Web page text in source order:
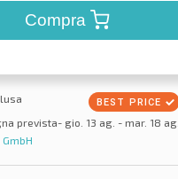
Compra
prevista- gio. 13 ag. - mar. 18 ag.